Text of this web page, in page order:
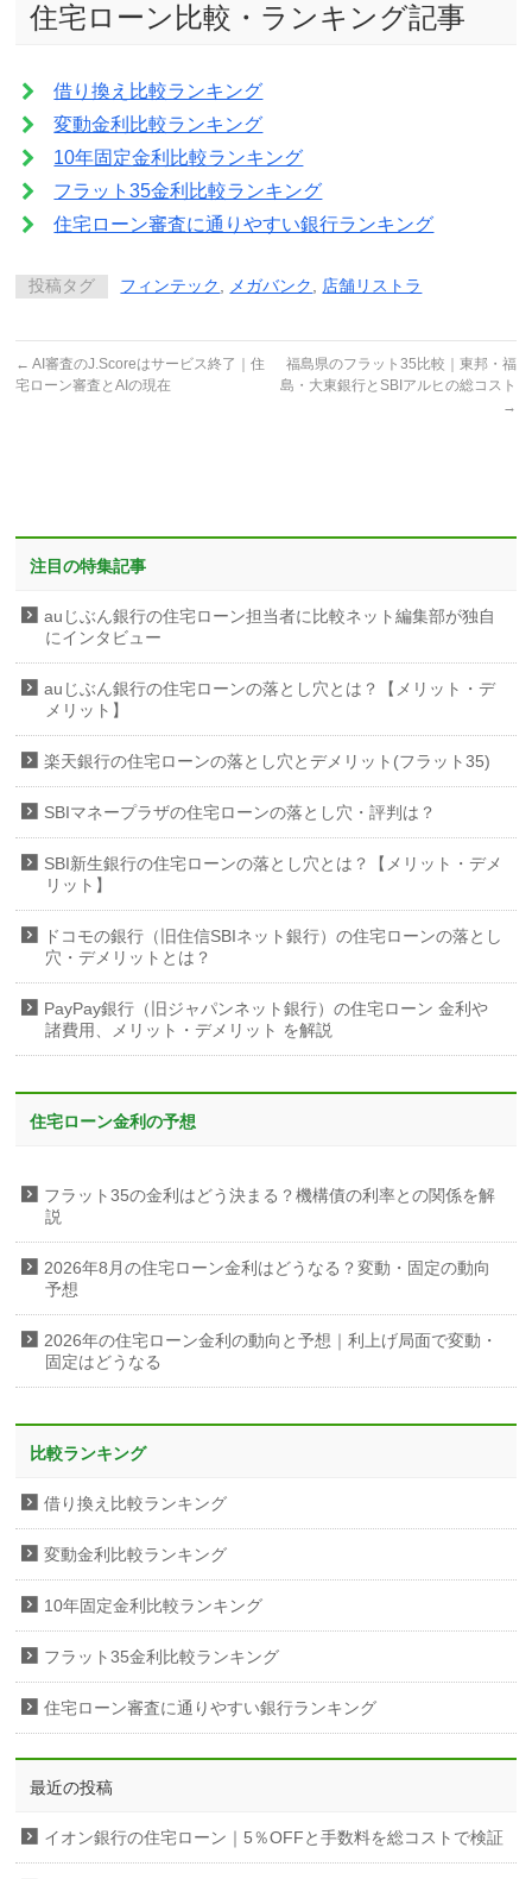
住宅ローン比較・ランキング記事
借り換え比較ランキング
変動金利比較ランキング
10年固定金利比較ランキング
フラット35金利比較ランキング
住宅ローン審査に通りやすい銀行ランキング
投稿タグ フィンテック , メガバンク , 店舗リストラ
← AI審査のJ.Scoreはサービス終了｜住
宅ローン審査とAIの現在
福島県のフラット35比較｜東邦・福
島・大東銀行とSBIアルヒの総コスト
→
注目の特集記事
auじぶん銀行の住宅ローン担当者に比較ネット編集部が独自
にインタビュー
auじぶん銀行の住宅ローンの落とし穴とは？【メリット・デ
メリット】
楽天銀行の住宅ローンの落とし穴とデメリット(フラット35)
SBIマネープラザの住宅ローンの落とし穴・評判は？
SBI新生銀行の住宅ローンの落とし穴とは？【メリット・デメ
リット】
ドコモの銀行（旧住信SBIネット銀行）の住宅ローンの落とし
穴・デメリットとは？
PayPay銀行（旧ジャパンネット銀行）の住宅ローン 金利や
諸費用、メリット・デメリット を解説
住宅ローン金利の予想
フラット35の金利はどう決まる？機構債の利率との関係を解
説
2026年8月の住宅ローン金利はどうなる？変動・固定の動向
予想
2026年の住宅ローン金利の動向と予想｜利上げ局面で変動・
固定はどうなる
比較ランキング
借り換え比較ランキング
変動金利比較ランキング
10年固定金利比較ランキング
フラット35金利比較ランキング
住宅ローン審査に通りやすい銀行ランキング
最近の投稿
イオン銀行の住宅ローン｜5％OFFと手数料を総コストで検証